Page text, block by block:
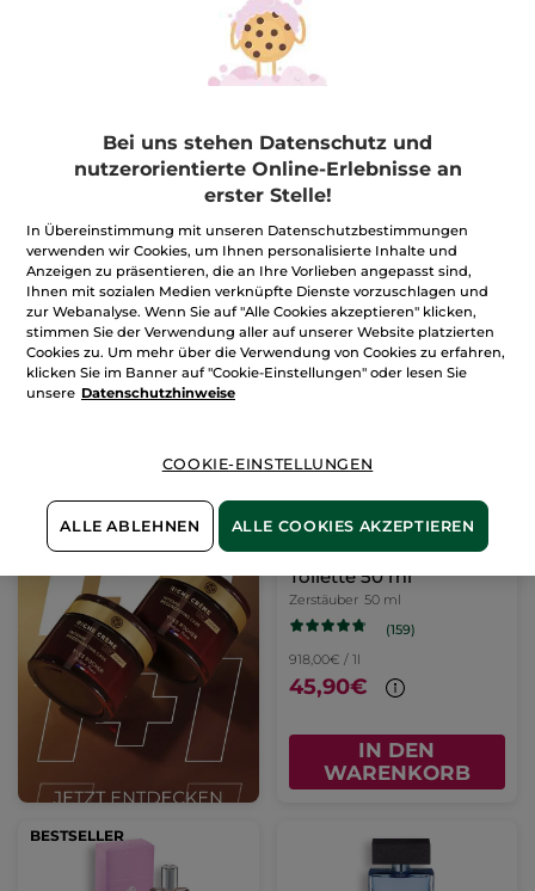
30 ml
(83)
3,99€
IN DEN
WARENKORB
Zerstäuber 100 ml
(364)
699,00€ / 1l
69,90€
IN DEN
WARENKORB
Granit Bleu - Eau de
Toilette 50 ml
Zerstäuber 50 ml
(159)
918,00€ / 1l
45,90€
IN DEN
WARENKORB
BESTSELLER
Bei uns stehen Datenschutz und
nutzerorientierte Online-Erlebnisse an
erster Stelle!
In Übereinstimmung mit unseren Datenschutzbestimmungen
verwenden wir Cookies, um Ihnen personalisierte Inhalte und
Anzeigen zu präsentieren, die an Ihre Vorlieben angepasst sind,
Ihnen mit sozialen Medien verknüpfte Dienste vorzuschlagen und
zur Webanalyse. Wenn Sie auf "Alle Cookies akzeptieren" klicken,
stimmen Sie der Verwendung aller auf unserer Website platzierten
Cookies zu. Um mehr über die Verwendung von Cookies zu erfahren,
klicken Sie im Banner auf "Cookie-Einstellungen" oder lesen Sie
unsere Datenschutzhinweise
COOKIE-EINSTELLUNGEN
ALLE ABLEHNEN ALLE COOKIES AKZEPTIEREN